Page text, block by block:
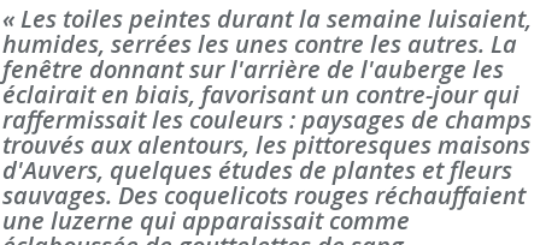
« Les toiles peintes durant la semaine luisaient,
humides, serrées les unes contre les autres. La
fenêtre donnant sur l'arrière de l'auberge les
éclairait en biais, favorisant un contre-jour qui
raffermissait les couleurs : paysages de champs
trouvés aux alentours, les pittoresques maisons
d'Auvers, quelques études de plantes et fleurs
sauvages. Des coquelicots rouges réchauffaient
une luzerne qui apparaissait comme